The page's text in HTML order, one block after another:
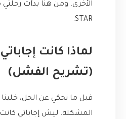
الأخرى. ومن هنا بدأت رحلتي
STAR.
لماذا كانت
(تشريح الفشل)
قبل ما نحكي عن الحل،
المشكلة. ليش إجاباتي